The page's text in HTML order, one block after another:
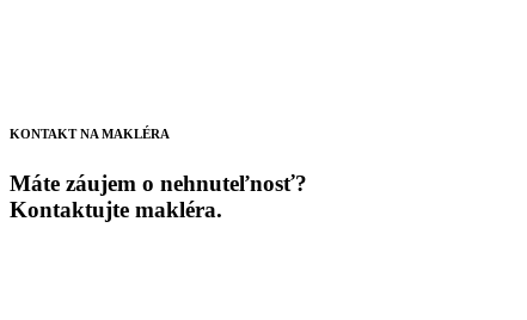
KONTAKT NA MAKLÉRA
Máte záujem o nehnuteľnosť?
Kontaktujte makléra.